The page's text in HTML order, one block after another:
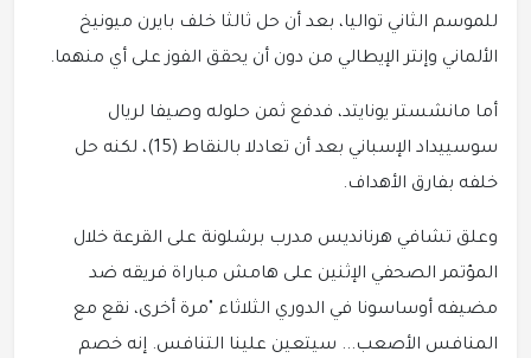
للموسم الثاني تواليا، بعد أن حل ثالثا خلف بايرن ميونيخ
الألماني وإنتر الإيطالي من دون أن يحقق الفوز على أي منهما.
أما مانشستر يونايتد، فدفع ثمن حلوله وصيفا لريال
سوسييداد الإسباني بعد أن تعادلا بالنقاط (15)، لكنه حل
خلفه بفارق الأهداف.
وعلق تشافي هرنانديس مدرب برشلونة على القرعة خلال
المؤتمر الصحفي الإثنين على هامش مباراة فريقه ضد
مضيفه أوساسونا في الدوري الثلاثاء "مرة أخرى، نقع مع
المنافس الأصعب... سيتعين علينا التنافس. إنه خصم